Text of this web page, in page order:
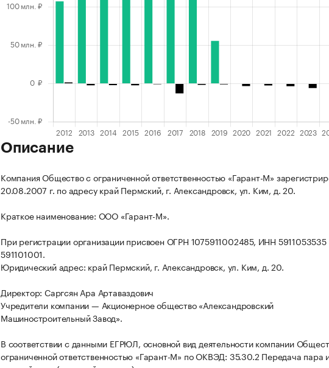
Описание
Компания Общество с ограниченной ответственностью «Гарант-М»
20.08.2007 г. по адресу край Пермский, г. Александровск, ул. Ким, д. 20.
Краткое наименование: ООО «Гарант-М».
При регистрации организации присвоен ОГРН 1075911002485, ИНН
591101001.
Юридический адрес: край Пермский, г. Александровск, ул. Ким, д. 20.
Директор: Саргсян Ара Артаваздович
Учредители компании — Акционерное общество «Александровский
Машиностроительный Завод».
В соответствии с данными ЕГРЮЛ, основной вид деятельности компании
ограниченной ответственностью «Гарант-М» по ОКВЭД: 35.30.2 Передача пара